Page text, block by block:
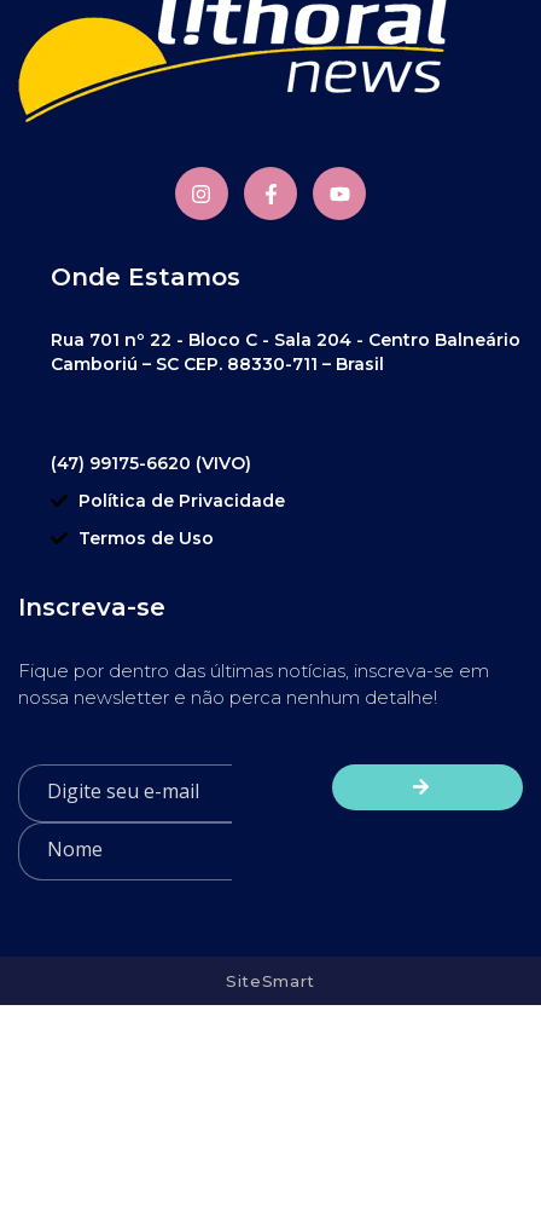
Onde Estamos
Rua 701 nº 22 - Bloco C - Sala 204 - Centro Balneário
Camboriú – SC CEP. 88330-711 – Brasil
(47) 99175-6620 (VIVO)
Política de Privacidade
Termos de Uso
Inscreva-se
Fique por dentro das últimas notícias, inscreva-se em
nossa newsletter e não perca nenhum detalhe!
SiteSmart